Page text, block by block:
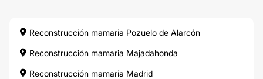
Reconstrucción mamaria Pozuelo de Alarcón
Reconstrucción mamaria Majadahonda
Reconstrucción mamaria Madrid